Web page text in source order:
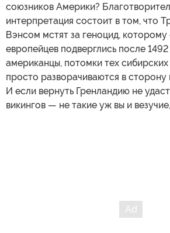
союзников Америки?
интерпретация состоит в том, что
Вэнсом мстят за геноцид,
европейцев подверглись после
американцы, потомки тех
просто разворачиваются в
И если вернуть Гренландию не
викингов — не такие уж вы и